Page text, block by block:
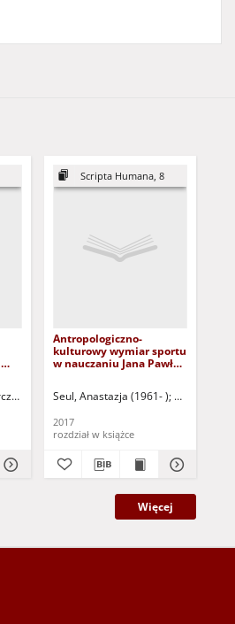
Stefaniak, Emanuela - red. Seul,
Scripta Humana, 8
Antropologiczno-
kulturowy wymiar sportu
w nauczaniu Jana Pawła
in teaching of John Paul
Seul, Anastazja (1961- )
2017
rozdział w książce
Więcej